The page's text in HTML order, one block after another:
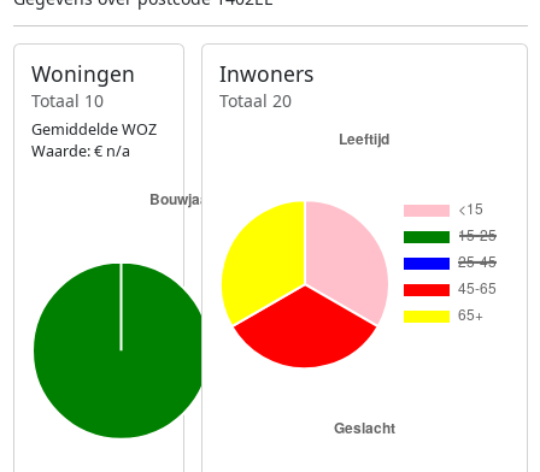
Woningen
Totaal 10
Gemiddelde WOZ
Waarde: € n/a
Inwoners
Totaal 20